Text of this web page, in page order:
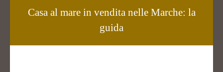
Casa al mare in vendita nelle Marche: la
guida